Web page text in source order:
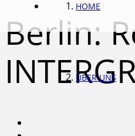
HOME
ÜBER UNS
Berlin: